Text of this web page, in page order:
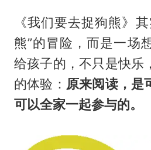
《我们要去捉狗熊》
熊”的冒险，而是一场
给孩子的，不只是快乐
的体验： 原来阅读，是
可以全家一起参与的。